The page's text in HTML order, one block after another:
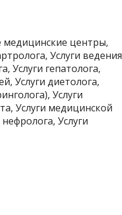
медицинские центры,
Услуги ведения
Услуги гепатолога,
Услуги диетолога,
Услуги
Услуги медицинской
Услуги